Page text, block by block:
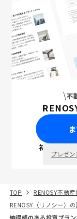
不
初回面談で
プレゼン
TOP RENOSY不動
RENOSY（リノシー）
納得感のある投資プラ